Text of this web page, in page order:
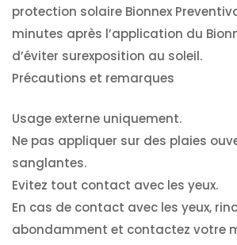
protection solaire Bionnex
minutes après l’application du
d’éviter surexposition au soleil.
Précautions et remarques
Usage externe uniquement.
Ne pas appliquer sur des plaies
sanglantes.
Evitez tout contact avec les yeux.
En cas de contact avec les yeux,
abondamment et contactez votre